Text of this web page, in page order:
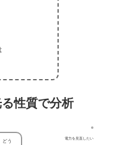
性質で分析
電力を見直したい
どう